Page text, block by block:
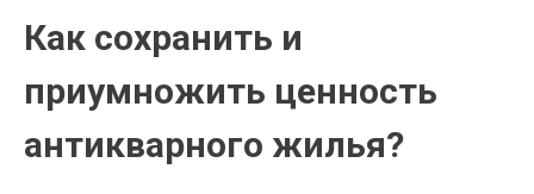
Как сохранить и
приумножить ценность
антикварного жилья?